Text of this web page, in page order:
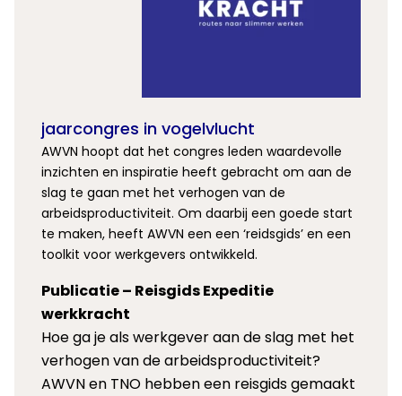
jaarcongres in vogelvlucht
AWVN hoopt dat het congres leden waardevolle
inzichten en inspiratie heeft gebracht om aan de
slag te gaan met het verhogen van de
arbeidsproductiviteit. Om daarbij een goede start
te maken, heeft AWVN een een ‘reidsgids’ en een
toolkit voor werkgevers ontwikkeld.
Publicatie – Reisgids Expeditie
werkkracht
Hoe ga je als werkgever aan de slag met het
verhogen van de arbeidsproductiviteit?
AWVN en TNO hebben een reisgids gemaakt